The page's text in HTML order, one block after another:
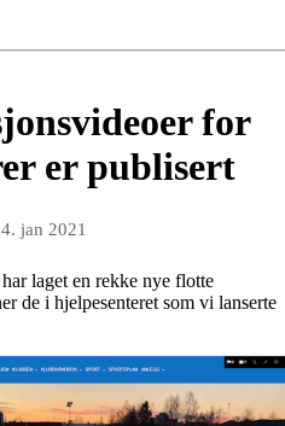
for
er publisert
jan 2021
laget en rekke nye flotte
de i hjelpesenteret som vi lanserte